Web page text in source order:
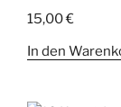
15,00€
In den